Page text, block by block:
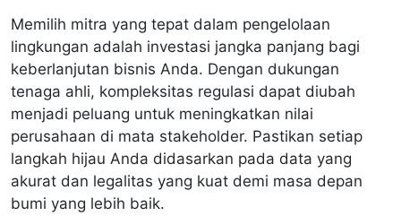
Memilih mitra yang tepat dalam pengelolaan
lingkungan adalah investasi jangka panjang bagi
keberlanjutan bisnis Anda. Dengan dukungan
tenaga ahli, kompleksitas regulasi dapat diubah
menjadi peluang untuk meningkatkan nilai
perusahaan di mata stakeholder. Pastikan setiap
langkah hijau Anda didasarkan pada data yang
akurat dan legalitas yang kuat demi masa depan
bumi yang lebih baik.